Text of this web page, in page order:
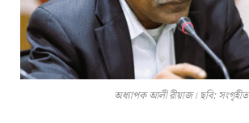
অধ্যাপক আলী রীয়াজ। ছবি: সংগৃহীত